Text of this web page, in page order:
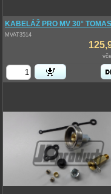
KABELÁŽ PRO MV 30°
MVAT3514